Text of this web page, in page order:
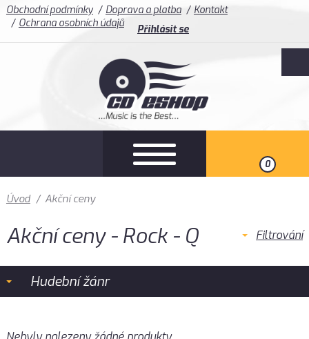
Obchodní podmínky Doprava a platba
Kontakt
Ochrana osobních údajů
Přihlásit se
0
Úvod / Akční ceny
Akční ceny - Rock - Q Filtrování
Hudební žánr